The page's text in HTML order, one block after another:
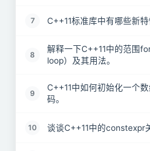
7 C++11标准库中有哪些新
8
解释一下C++11中的范围
loop）及其用法。
9
C++11中如何初始化一个
码。
10 谈谈C++11中的constexpr